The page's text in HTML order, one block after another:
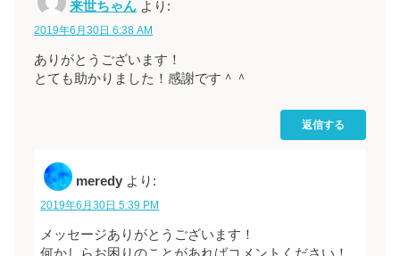
来世ちゃん より:
2019年6月30日 6:38 AM
ありがとうございます！
とても助かりました！感謝です＾＾
返信する
meredy より:
2019年6月30日 5:39 PM
メッセージありがとうございます！